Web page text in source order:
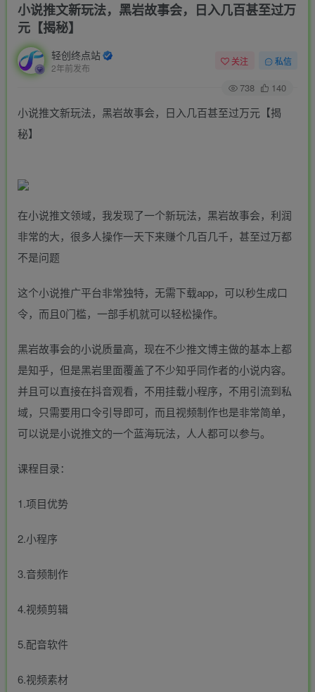
小说推文新玩法，黑岩故事会，日入几百甚至过万
元【揭秘】
轻创终点站
2年前发布
关注 私信
738 140
小说推文新玩法，黑岩故事会，日入几百甚至过万元【揭
秘】
在小说推文领域，我发现了一个新玩法，黑岩故事会，利润
非常的大，很多人操作一天下来赚个几百几千，甚至过万都
不是问题
这个小说推广平台非常独特，无需下载app，可以秒生成口
令，而且0门槛，一部手机就可以轻松操作。
黑岩故事会的小说质量高，现在不少推文博主做的基本上都
是知乎，但是黑岩里面覆盖了不少知乎同作者的小说内容。
并且可以直接在抖音观看，不用挂载小程序，不用引流到私
域，只需要用口令引导即可，而且视频制作也是非常简单，
可以说是小说推文的一个蓝海玩法，人人都可以参与。
课程目录：
1.项目优势
2.小程序
3.音频制作
4.视频剪辑
5.配音软件
6.视频素材